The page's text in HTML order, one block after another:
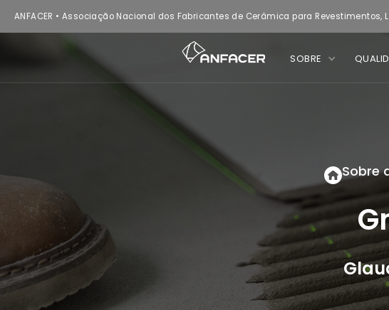
ANFACER • Associação Nacional dos Fabricantes de Cerâmica para
SOBRE
Sobre